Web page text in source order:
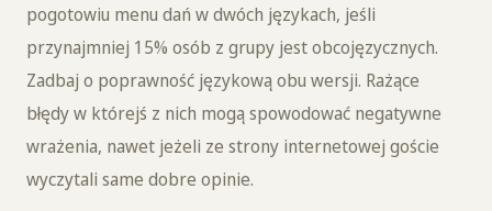
pogotowiu menu dań w dwóch językach, jeśli
przynajmniej 15% osób z grupy jest obcojęzycznych.
Zadbaj o poprawność językową obu wersji. Rażące
błędy w którejś z nich mogą spowodować negatywne
wrażenia, nawet jeżeli ze strony internetowej goście
wyczytali same dobre opinie.